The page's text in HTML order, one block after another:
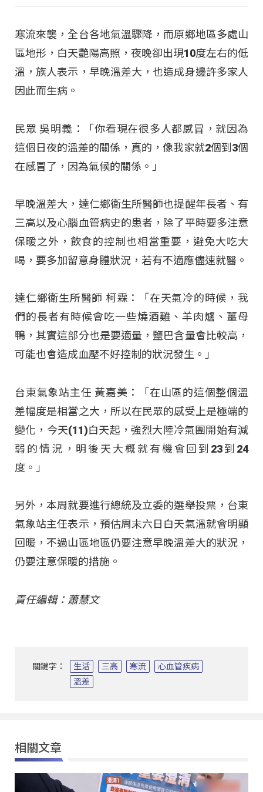
寒流來襲，全台各地氣溫驟降，而原鄉地區多處山
區地形，白天艷陽高照，夜晚卻出現10度左右的低
溫，族人表示，早晚溫差大，也造成身邊許多家人
因此而生病。
民眾 吳明義：「你看現在很多人都感冒，就因為
這個日夜的溫差的關係，真的，像我家就2個到3個
在感冒了，因為氣候的關係。」
早晚溫差大，達仁鄉衛生所醫師也提醒年長者、有
三高以及心腦血管病史的患者，除了平時要多注意
保暖之外，飲食的控制也相當重要，避免大吃大
喝，要多加留意身體狀況，若有不適應儘速就醫。
達仁鄉衛生所醫師 柯霖：「在天氣冷的時候，我
們的長者有時候會吃一些燒酒雞、羊肉爐、薑母
鴨，其實這部分也是要適量，鹽巴含量會比較高，
可能也會造成血壓不好控制的狀況發生。」
台東氣象站主任 黃嘉美：「在山區的這個整個溫
差幅度是相當之大，所以在民眾的感受上是極端的
變化，今天(11)白天起，強烈大陸冷氣團開始有減
弱的情況，明後天大概就有機會回到23到24
度。」
另外，本周就要進行總統及立委的選舉投票，台東
氣象站主任表示，預估周末六日白天氣溫就會明顯
回暖，不過山區地區仍要注意早晚溫差大的狀況，
仍要注意保暖的措施。
責任編輯：蕭慧文
關鍵字： 生活 三高 寒流
心血管疾病
溫差
相關文章